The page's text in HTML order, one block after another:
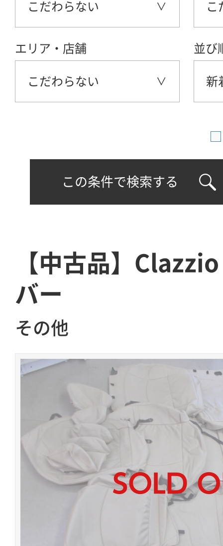
こだわらない こ
エリア・店舗
こだわらない
並び
新
この条件で検索する
【中古品】
バー
その他